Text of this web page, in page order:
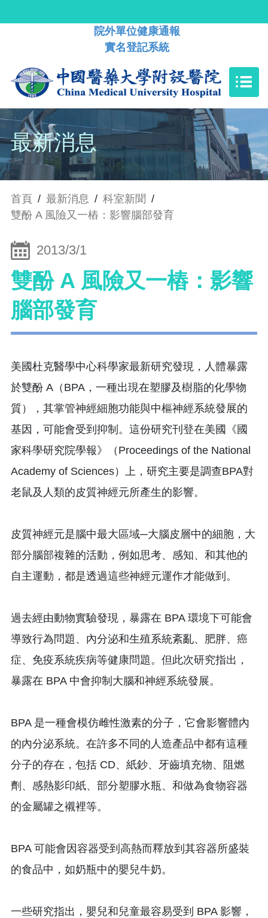
院外單位健康通報
實名登記系統
最新消息
首頁 / 最新消息 / 科室新聞 /
雙酚 A 風險又一樁：影響腦部發育
2013/3/1
雙酚 A 風險又一樁：影響
腦部發育
美國杜克醫學中心科學家最新研究發現，人體暴露
於雙酚 A（BPA，一種出現在塑膠及樹脂的化學物
質），其掌管神經細胞功能與中樞神經系統發展的
基因，可能會受到抑制。這份研究刊登在美國《國
家科學研究院學報》（Proceedings of the National
Academy of Sciences）上，研究主要是調查BPA對
老鼠及人類的皮質神經元所產生的影響。
皮質神經元是腦中最大區域─大腦皮層中的細胞，大
部分腦部複雜的活動，例如思考、感知、和其他的
自主運動，都是透過這些神經元運作才能做到。
過去經由動物實驗發現，暴露在 BPA 環境下可能會
導致行為問題、內分泌和生殖系統紊亂、肥胖、癌
症、免疫系統疾病等健康問題。但此次研究指出，
暴露在 BPA 中會抑制大腦和神經系統發展。
BPA 是一種會模仿雌性激素的分子，它會影響體內
的內分泌系統。在許多不同的人造產品中都有這種
分子的存在，包括 CD、紙鈔、牙齒填充物、阻燃
劑、感熱影印紙、部分塑膠水瓶、和做為食物容器
的金屬罐之襯裡等。
BPA 可能會因容器受到高熱而釋放到其容器所盛裝
的食品中，如奶瓶中的嬰兒牛奶。
一些研究指出，嬰兒和兒童最容易受到 BPA 影響，